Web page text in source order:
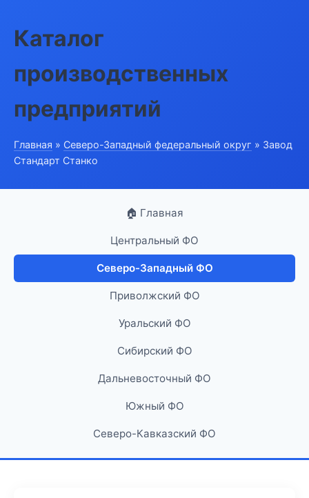
Каталог
производственных
предприятий
Главная » Северо-Западный федеральный округ » Завод
Стандарт Станко
🏠 Главная
Центральный ФО
Северо-Западный ФО
Приволжский ФО
Уральский ФО
Сибирский ФО
Дальневосточный ФО
Южный ФО
Северо-Кавказский ФО